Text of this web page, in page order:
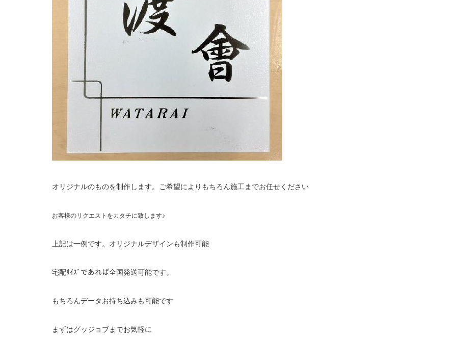
オリジナルのものを制作します。ご希望によりもちろん施工までお任せください
お客様のリクエストをカタチに致します♪
上記は一例です。オリジナルデザインも制作可能
宅配ｻｲｽﾞであれば全国発送可能です。
もちろんデータお持ち込みも可能です
まずはグッジョブまでお気軽に